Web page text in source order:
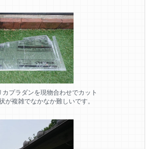
カプラダンを現物合わせでカット
が複雑でなかなか難しいです。